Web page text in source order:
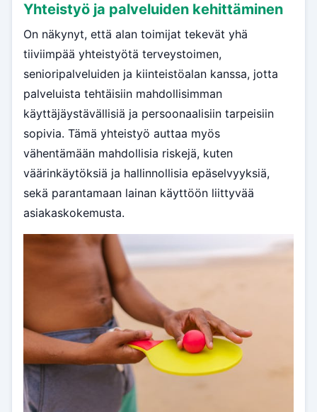
Yhteistyö ja palveluiden kehittäminen
On näkynyt, että alan toimijat tekevät yhä
tiiviimpää yhteistyötä terveystoimen,
senioripalveluiden ja kiinteistöalan kanssa, jotta
palveluista tehtäisiin mahdollisimman
käyttäjäystävällisiä ja persoonaalisiin tarpeisiin
sopivia. Tämä yhteistyö auttaa myös
vähentämään mahdollisia riskejä, kuten
väärinkäytöksiä ja hallinnollisia epäselvyyksiä,
sekä parantamaan lainan käyttöön liittyvää
asiakaskokemusta.